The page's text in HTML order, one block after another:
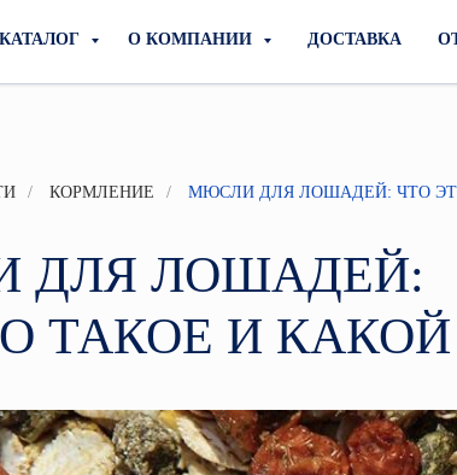
КАТАЛОГ О КОМПАНИИ ДОСТАВКА
/ КОРМЛЕНИЕ / МЮСЛИ ДЛЯ ЛОШАДЕЙ: ЧТО
ДЛЯ ЛОШАДЕЙ:
ТАКОЕ И